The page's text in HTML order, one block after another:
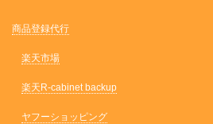
商品登録代行
楽天市場
楽天R-cabinet backup
ヤフーショッピング